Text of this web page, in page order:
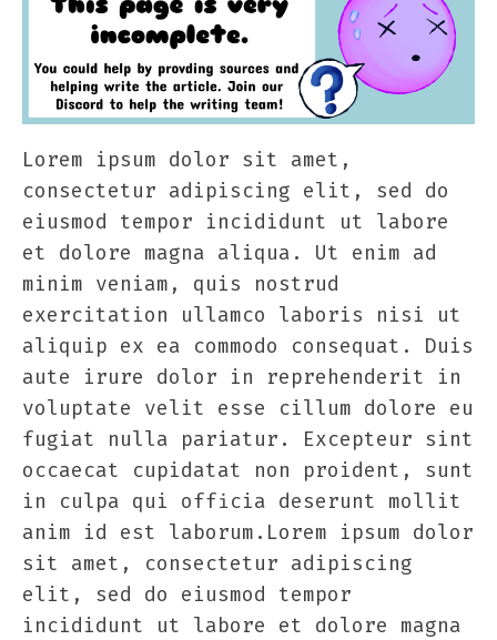
Lorem ipsum dolor sit amet,
consectetur adipiscing elit, sed do
eiusmod tempor incididunt ut labore
et dolore magna aliqua. Ut enim ad
minim veniam, quis nostrud
exercitation ullamco laboris nisi ut
aliquip ex ea commodo consequat. Duis
aute irure dolor in reprehenderit in
voluptate velit esse cillum dolore eu
fugiat nulla pariatur. Excepteur sint
occaecat cupidatat non proident, sunt
in culpa qui officia deserunt mollit
anim id est laborum.Lorem ipsum dolor
sit amet, consectetur adipiscing
elit, sed do eiusmod tempor
incididunt ut labore et dolore magna